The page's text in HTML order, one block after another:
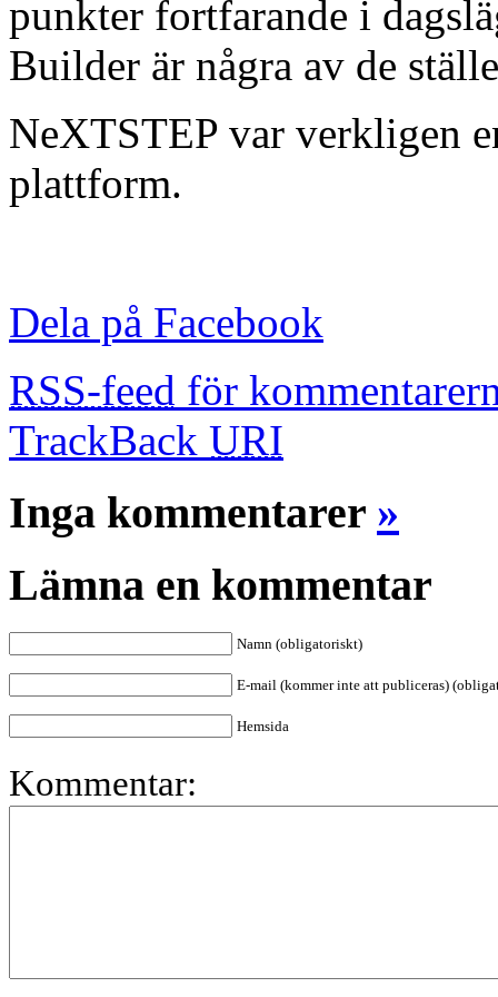
punkter fortfarande i
Builder är några av de
NeXTSTEP var verkligen
plattform.
Dela på Facebook
RSS-feed för
TrackBack URI
Inga kommentarer »
Lämna en kommentar
Namn (obligatoriskt)
E-mail (kommer inte att publiceras)
Hemsida
Kommentar: